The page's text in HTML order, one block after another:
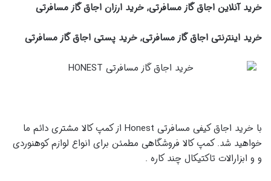
خرید آنلاین اجاق گاز مسافرتی, خرید ارزان اجاق گاز مسافرتی
خرید اینترنتی اجاق گاز مسافرتی, خرید پستی اجاق گاز مسافرتی
با خرید اجاق کیفی مسافرتی Honest از کمپ کالا مشتری دائم ما
خواهید شد. کمپ کالا فروشگاهی مطمئن برای انواع لوازم کوهنوردی
و و ابزارالات تاکتیکال چند کاره .